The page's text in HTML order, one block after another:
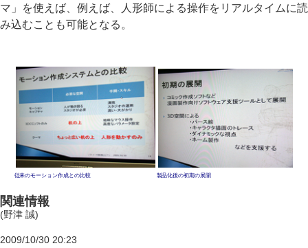
マ」を使えば、例えば、人形師による操作をリアルタイムに読
み込むことも可能となる。
従来のモーション作成との比較 製品化後の初期の展開
関連情報
(野津 誠)
2009/10/30 20:23